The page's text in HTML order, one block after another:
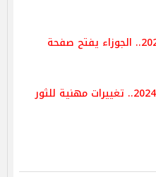
حظك اليوم السبت 21 سبتمبر 2024.. الجوزاء يفتح صفحة
حظك اليوم الخميس 19 سبتمبر 2024.. تغييرات مهنية للثور